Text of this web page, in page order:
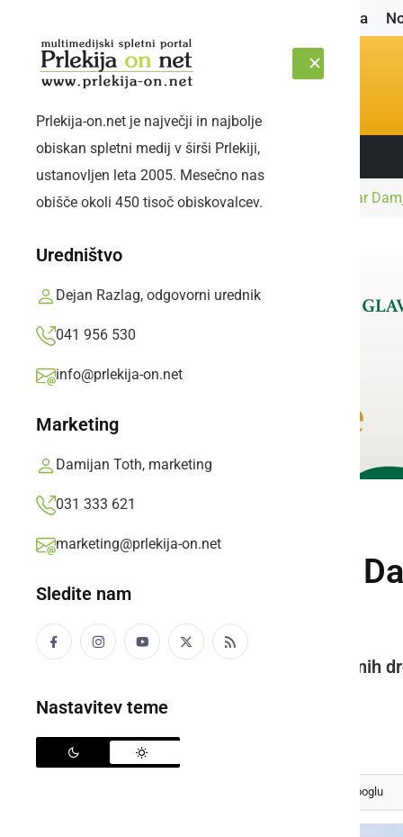
Naslovnica
ČETRTEK, 6. AVGUST 2026 Sledite nam:
Prlekija-on.net je največji in najbolje
obiskan spletni medij v širši Prlekiji,
ustanovljen leta 2005. Mesečno nas
obišče okoli 450 tisoč obiskovalcev.
Uredništvo
Dejan Razlag, odgovorni urednik
041 956 530
info@prlekija-on.net
Marketing
Damijan Toth, marketing
031 333 621
marketing@prlekija-on.net
Sledite nam
Nastavitev teme
Naslovnica Gospodarstvo Državni sekretar
Državni sekretar
spoštovati«
Slavnostno sajenja visokodebelnih
kot svoj prednostni vir na Googlu